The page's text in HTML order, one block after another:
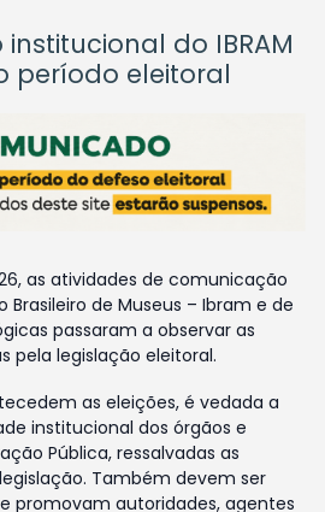
do IBRAM
período eleitoral
as atividades de comunicação
de Museus – Ibram e de
passaram a observar as
pela legislação eleitoral.
as eleições, é vedada a
institucional dos órgãos e
Pública, ressalvadas as
Também devem ser
promovam autoridades, agentes